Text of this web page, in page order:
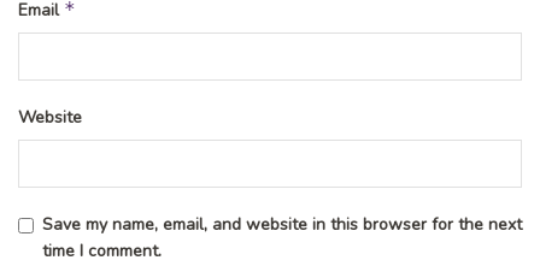
Email *
Website
Save my name, email, and website in this browser for the next
time I comment.